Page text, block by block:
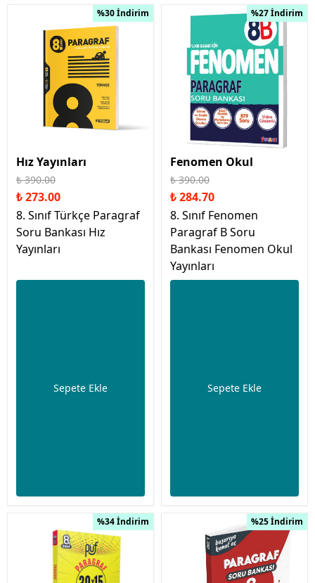
%30 İndirim
Hız Yayınları
₺ 390.00
₺ 273.00
8. Sınıf Türkçe Paragraf
Soru Bankası Hız
Yayınları
Sepete Ekle
%27 İndirim
Fenomen Okul
₺ 390.00
₺ 284.70
8. Sınıf Fenomen
Paragraf B Soru
Bankası Fenomen Okul
Yayınları
Sepete Ekle
%34 İndirim %25 İndirim